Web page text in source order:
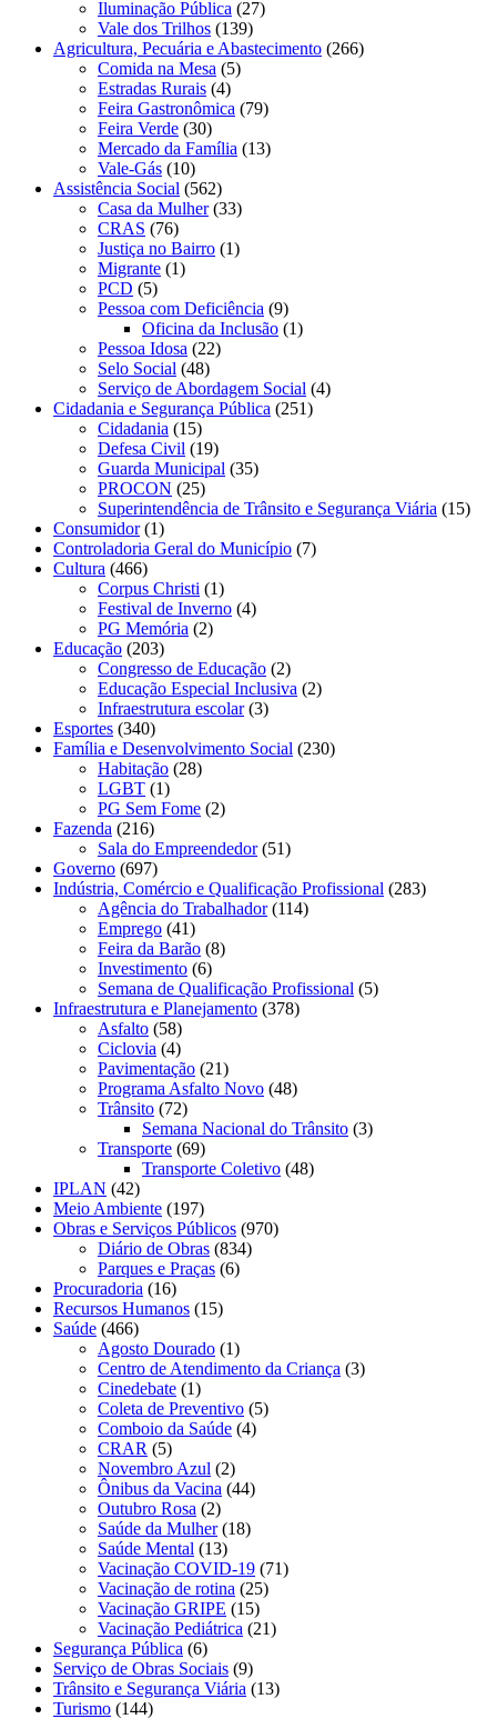
Iluminação Pública (27)
Vale dos Trilhos (139)
Agricultura, Pecuária e Abastecimento (266)
Comida na Mesa (5)
Estradas Rurais (4)
Feira Gastronômica (79)
Feira Verde (30)
Mercado da Família (13)
Vale-Gás (10)
Assistência Social (562)
Casa da Mulher(33)
CRAS (76)
Justiça no Bairro (1)
Migrante (1)
PCD (5)
Pessoa com Deficiência (9)
Oficina da Inclusão (1)
Pessoa Idosa (22)
Selo Social (48)
Serviço de Abordagem Social (4)
Cidadania e Segurança Pública (251)
Cidadania (15)
Defesa Civil (19)
Guarda Municipal (35)
PROCON (25)
Superintendência de Trânsito e Segurança Viária (15)
Consumidor(1)
Controladoria Geral do Município (7)
Cultura (466)
Corpus Christi (1)
Festival de Inverno (4)
PG Memória (2)
Educação (203)
Congresso de Educação (2)
Educação Especial Inclusiva (2)
Infraestrutura escolar(3)
Esportes (340)
Família e Desenvolvimento Social (230)
Habitação (28)
LGBT (1)
PG Sem Fome (2)
Fazenda (216)
Sala do Empreendedor(51)
Governo (697)
Indústria, Comércio e Qualificação Profissional (283)
Agência do Trabalhador(114)
Emprego (41)
Feira da Barão (8)
Investimento (6)
Semana de Qualificação Profissional (5)
Infraestrutura e Planejamento (378)
Asfalto (58)
Ciclovia (4)
Pavimentação (21)
Programa Asfalto Novo (48)
Trânsito (72)
Semana Nacional do Trânsito (3)
Transporte (69)
Transporte Coletivo (48)
IPLAN (42)
Meio Ambiente (197)
Obras e Serviços Públicos (970)
Diário de Obras (834)
Parques e Praças (6)
Procuradoria (16)
Recursos Humanos (15)
Saúde (466)
Agosto Dourado (1)
Centro de Atendimento da Criança (3)
Cinedebate (1)
Coleta de Preventivo (5)
Comboio da Saúde (4)
CRAR (5)
Novembro Azul (2)
Ônibus da Vacina (44)
Outubro Rosa (2)
Saúde da Mulher(18)
Saúde Mental (13)
Vacinação COVID-19 (71)
Vacinação de rotina (25)
Vacinação GRIPE (15)
Vacinação Pediátrica (21)
Segurança Pública (6)
Serviço de Obras Sociais (9)
Trânsito e Segurança Viária (13)
Turismo (144)